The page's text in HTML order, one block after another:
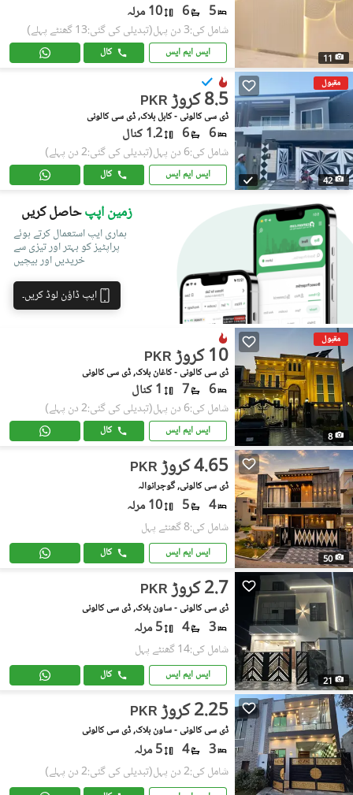
11
5
6 10 مرلہ
شامل کی:3 دن پہل (تبدیلی کی گئی:13 گھنٹے پہلے)
ایس ایم ایس کال
مقبول
42
PKR 8.5 کروڑ
ڈی سی کالونی - کابل بلاک, ڈی سی کالونی
6
6 1.2 کنال
شامل کی:6 دن پہل (تبدیلی کی گئی:2 دن پہلے)
ایس ایم ایس کال
زمین اپپحاصل کریں
ہماری ایپ استعمال کرتے ہوئے
پراپٹیز کو بہتر اور تیزی سے
خریدیں اور بیچیں
ایپ ڈاؤن لوڈ کریں۔
مقبول
8
PKR 10 کروڑ
ڈی سی کالونی - کاغان بلاک, ڈی سی کالونی
6
7 1 کنال
شامل کی:6 دن پہل (تبدیلی کی گئی:2 دن پہلے)
ایس ایم ایس کال
50
PKR 4.65 کروڑ
ڈی سی کالونی, گوجرانوالہ
4
5 10 مرلہ
شامل کی:8 گھنٹے پہل
ایس ایم ایس کال
21
PKR 2.7 کروڑ
ڈی سی کالونی - ساون بلاک, ڈی سی کالونی
3
4 5 مرلہ
شامل کی:14 گھنٹے پہل
ایس ایم ایس کال
PKR 2.25 کروڑ
ڈی سی کالونی - ساون بلاک, ڈی سی کالونی
3
4 5 مرلہ
شامل کی:2 دن پہل (تبدیلی کی گئی:2 دن پہلے)